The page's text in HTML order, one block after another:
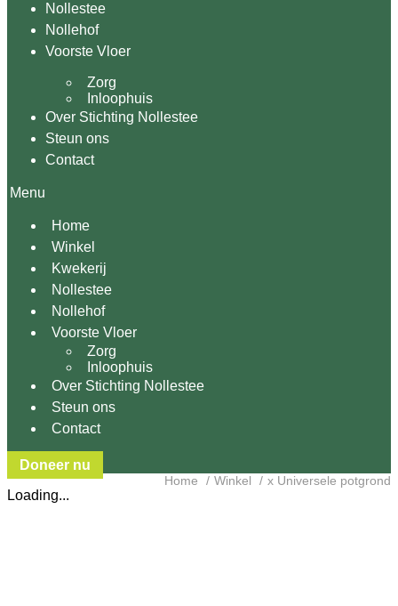
Nollestee
Nollehof
Voorste Vloer
Zorg
Inloophuis
Over Stichting Nollestee
Steun ons
Contact
Menu
Home
Winkel
Kwekerij
Nollestee
Nollehof
Voorste Vloer
Zorg
Inloophuis
Over Stichting Nollestee
Steun ons
Contact
Doneer nu
Home Winkel x Universele potgrond
Loading...